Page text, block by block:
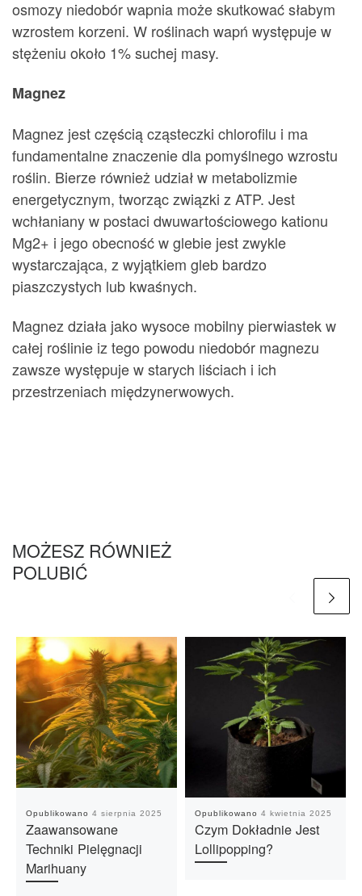
osmozy niedobór wapnia może skutkować słabym
wzrostem korzeni. W roślinach wapń występuje w
stężeniu około 1% suchej masy.
Magnez
Magnez jest częścią cząsteczki chlorofilu i ma
fundamentalne znaczenie dla pomyślnego wzrostu
roślin. Bierze również udział w metabolizmie
energetycznym, tworząc związki z ATP. Jest
wchłaniany w postaci dwuwartościowego kationu
Mg2+ i jego obecność w glebie jest zwykle
wystarczająca, z wyjątkiem gleb bardzo
piaszczystych lub kwaśnych.
Magnez działa jako wysoce mobilny pierwiastek w
całej roślinie iz tego powodu niedobór magnezu
zawsze występuje w starych liściach i ich
przestrzeniach międzynerwowych.
MOŻESZ RÓWNIEŻ
POLUBIĆ
Opublikowano 4 sierpnia 2025
Zaawansowane
Techniki Pielęgnacji
Marihuany
Opublikowano 4 kwietnia 2025
Czym Dokładnie Jest
Lollipopping?